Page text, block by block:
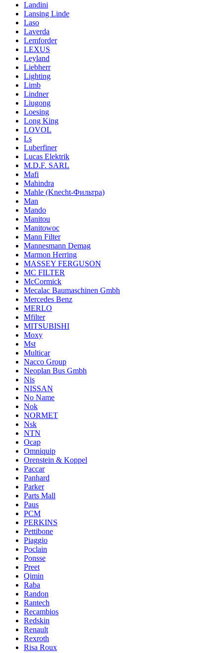
Landini
Lansing Linde
Laso
Laverda
Lemforder
LEXUS
Leyland
Liebherr
Lighting
Limb
Lindner
Liugong
Loesing
Long King
LOVOL
Ls
Luberfiner
Lucas Elektrik
M.D.F. SARL
Mafi
Mahindra
Mahle (Knecht-Фильтра)
Man
Mando
Manitou
Manitowoc
Mann Filter
Mannesmann Demag
Marmon Herring
MASSEY FERGUSON
MC FILTER
McCormick
Mecalac Baumaschinen Gmbh
Mercedes Benz
MERLO
Mfilter
MITSUBISHI
Moxy
Mst
Multicar
Nacco Group
Neoplan Bus Gmbh
Nis
NISSAN
No Name
Nok
NORMET
Nsk
NTN
Ocap
Omniquip
Orenstein & Koppel
Paccar
Panhard
Parker
Parts Mall
Paus
PCM
PERKINS
Pettibone
Piaggio
Poclain
Ponsse
Preet
Qimin
Raba
Randon
Rantech
Recambios
Redskin
Renault
Rexroth
Risa Roux